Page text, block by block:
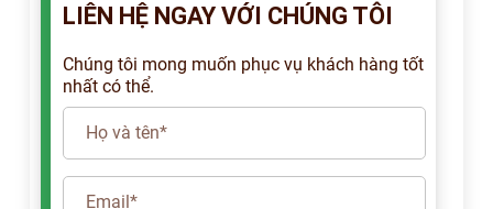
LIÊN HỆ NGAY VỚI CHÚNG TÔI
Chúng tôi mong muốn phục vụ khách hàng tốt
nhất có thể.